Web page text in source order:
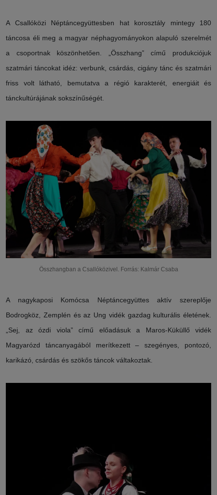
A Csallóközi Néptáncegyüttesben hat korosztály mintegy 180
táncosa éli meg a magyar néphagyományokon alapuló szerelmét
a csoportnak köszönhetően. „Összhang” című produkciójuk
szatmári táncokat idéz: verbunk, csárdás, cigány tánc és szatmári
friss volt látható, bemutatva a régió karakterét, energiáit és
tánckultúrájának sokszínűségét.
Összhangban a Csallóközivel. Forrás: Kalmár Csaba
A nagykaposi Komócsa Néptáncegyüttes aktív szereplője
Bodrogköz, Zemplén és az Ung vidék gazdag kulturális életének.
„Sej, az ózdi viola” című előadásuk a Maros-Küküllő vidék
Magyarózd táncanyagából merítkezett – szegényes, pontozó,
karikázó, csárdás és szökős táncok váltakoztak.